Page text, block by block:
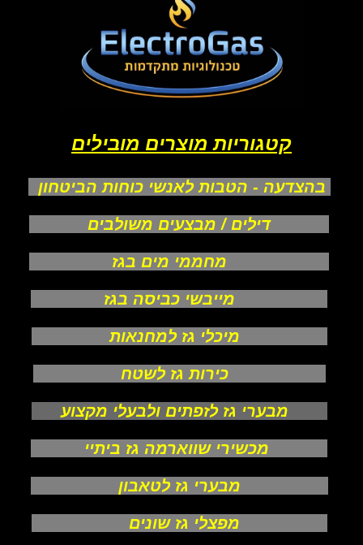
קטגוריות מוצרים מובילים
בהצדעה - הטבות לאנשי כוחות הביטחון
דילים / מבצעים משולבים
מחממי מים בגז
מייבשי כביסה בגז
מיכלי גז למחנאות
כירות גז לשטח
מבערי גז לזפתים ולבעלי מקצוע
מכשירי שווארמה גז ביתיי
מבערי גז לטאבון
מפצלי גז שונים